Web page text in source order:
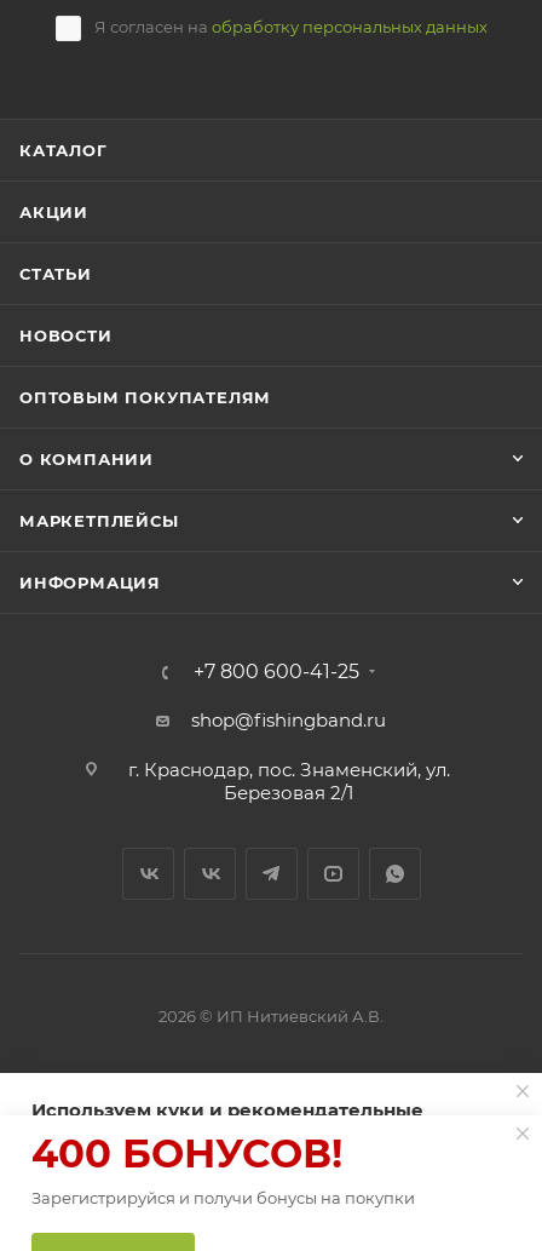
Я согласен на обработку персональных данных
КАТАЛОГ
АКЦИИ
СТАТЬИ
НОВОСТИ
ОПТОВЫМ ПОКУПАТЕЛЯМ
О КОМПАНИИ
МАРКЕТПЛЕЙСЫ
ИНФОРМАЦИЯ
+7 800 600-41-25
shop@fishingband.ru
г. Краснодар, пос. Знаменский, ул.
Березовая 2/1
2026 © ИП Нитиевский А.В.
Используем куки и рекомендательные
Пользуясь сайтом Fishingband.ru, вы соглашаетесь на
использованиефайлов куки.
400 БОНУСОВ!
Зарегистрируйся и получи бонусы на покупки